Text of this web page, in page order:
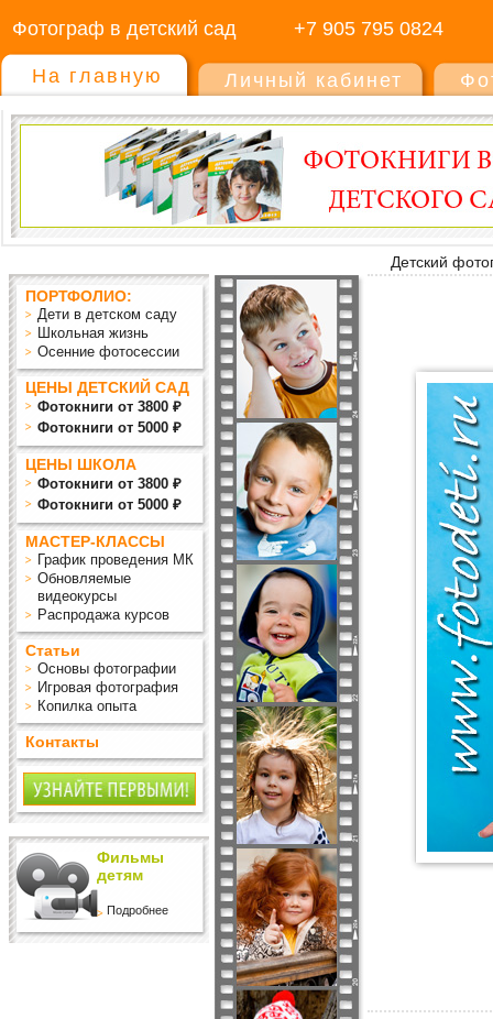
Фотограф в детский сад +7 905 795 0824
На главную Личный кабинет
Детский
ПОРТФОЛИО:
Дети в детском саду
Школьная жизнь
Осенние фотосессии
ЦЕНЫ ДЕТСКИЙ САД
Фотокниги от 3800 ₽
Фотокниги от 5000 ₽
ЦЕНЫ ШКОЛА
Фотокниги от 3800 ₽
Фотокниги от 5000 ₽
МАСТЕР-КЛАССЫ
График проведения МК
Обновляемые
видеокурсы
Распродажа курсов
Статьи
Основы фотографии
Игровая фотография
Копилка опыта
Контакты
Фильмы
детям
Подробнее